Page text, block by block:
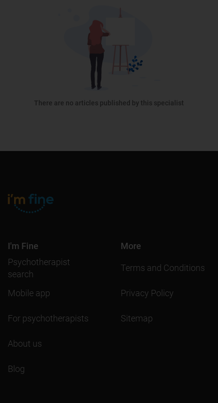
There are no articles published by this specialist
I'm Fine
Psychotherapist
search
Mobile app
For psychotherapists
About us
Blog
More
Terms and Conditions
Privacy Policy
Sitemap